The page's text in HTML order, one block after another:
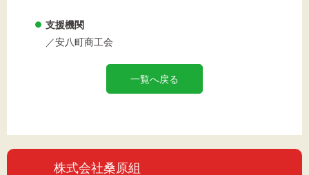
株式会社桑原組
支援機関
／安八町商工会
一覧へ戻る